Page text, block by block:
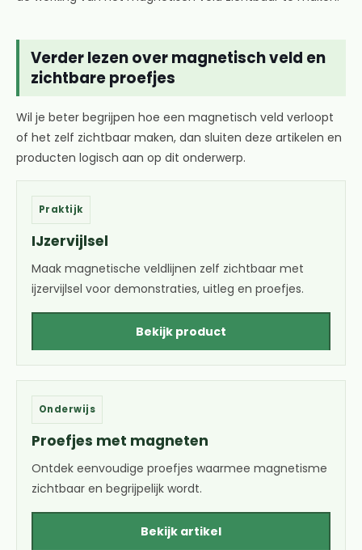
Verder lezen over magnetisch veld en
zichtbare proefjes
Wil je beter begrijpen hoe een magnetisch veld verloopt
of het zelf zichtbaar maken, dan sluiten deze artikelen en
producten logisch aan op dit onderwerp.
Praktijk
IJzervijlsel
Maak magnetische veldlijnen zelf zichtbaar met
ijzervijlsel voor demonstraties, uitleg en proefjes.
Bekijk product
Onderwijs
Proefjes met magneten
Ontdek eenvoudige proefjes waarmee magnetisme
zichtbaar en begrijpelijk wordt.
Bekijk artikel